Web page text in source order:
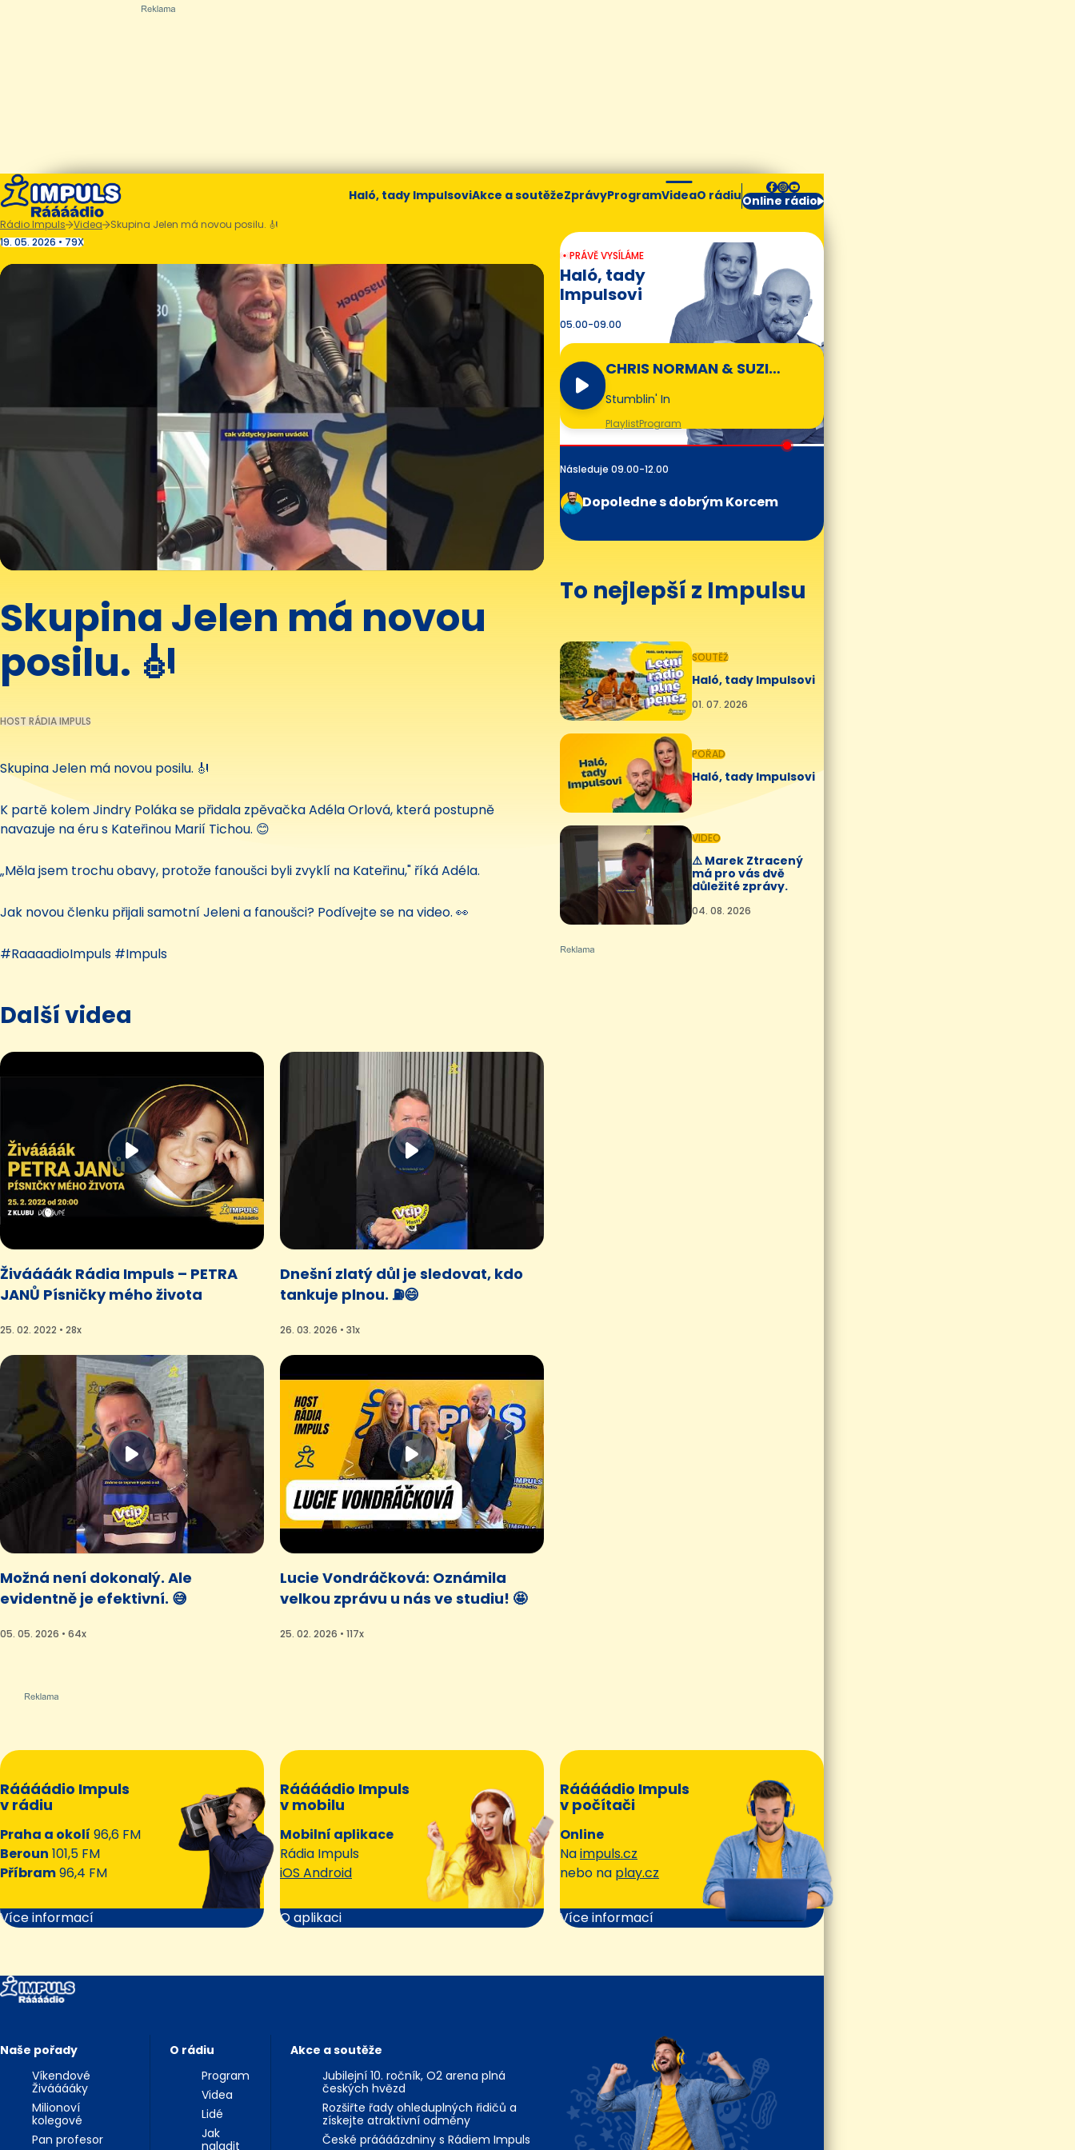
Haló, tady ImpulsoviAkce a soutěžeZprávyProgramVideaO rádiuOnline rádio
Rádio Impuls Videa
Skupina Jelen má novou posilu. 🎻
19. 05. 2026 • 79X
Skupina Jelen má novou
posilu. 🎻
HOST RÁDIA IMPULS
Skupina Jelen má novou posilu. 🎻
K partě kolem Jindry Poláka se přidala zpěvačka Adéla Orlová, která postupně
navazuje na éru s Kateřinou Marií Tichou. 😊
„Měla jsem trochu obavy, protože fanoušci byli zvyklí na Kateřinu," říká Adéla.
Jak novou členku přijali samotní Jeleni a fanoušci? Podívejte se na video. 👀
#RaaaadioImpuls #Impuls
Další videa
Živáááák Rádia Impuls – PETRA
JANŮ Písničky mého života
25. 02. 2022 • 28x
Dnešní zlatý důl je sledovat, kdo
tankuje plnou. ⛽😄
26. 03. 2026 • 31x
Možná není dokonalý. Ale
evidentně je efektivní. 😅
05. 05. 2026 • 64x
Lucie Vondráčková: Oznámila
velkou zprávu u nás ve studiu! 🤩
25. 02. 2026 • 117x
PRÁVĚ VYSÍLÁME
Haló, tady
Impulsovi
05.00-09.00
CHRIS NORMAN & SUZI
QUATRO
Stumblin' In
PlaylistProgram
Následuje 09.00-12.00
Dopoledne s dobrým Korcem
To nejlepší z Impulsu
SOUTĚŽ
Haló, tady Impulsovi
01. 07. 2026
POŘAD
Haló, tady Impulsovi
VIDEO
⚠️ Marek Ztracený
má pro vás dvě
důležité zprávy.
04. 08. 2026
Ráááádio Impuls
v rádiu
Praha a okolí 96,6 FM
Beroun 101,5 FM
Příbram96,4 FM
Více informací
Ráááádio Impuls
v mobilu
Mobilní aplikace
Rádia Impuls
iOS Android
O aplikaci
Ráááádio Impuls
v počítači
Online
Naimpuls.cz
nebo na play.cz
Více informací
Naše pořady
Víkendové
Živááááky
Milionoví
kolegové
Pan profesor
O rádiu
Program
Videa
Lidé
Jak
naladit
Akce a soutěže
Jubilejní 10. ročník, O2 arena plná
českých hvězd
Rozšiřte řady ohleduplných řidičů a
získejte atraktivní odměny
České práááázdniny s Rádiem Impuls